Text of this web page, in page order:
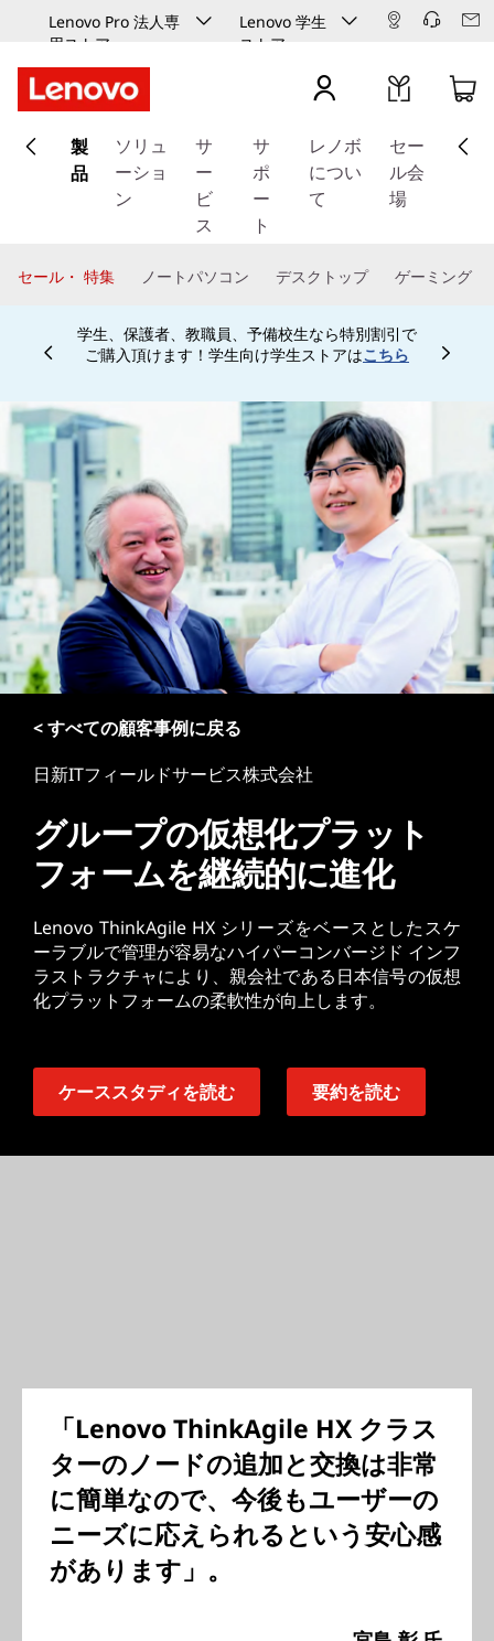
Lenovo Pro 法人専
用ストア
Lenovo 学生
ストア
イ
ン
プ
る
製
品
ソリュ
ーショ
ン
サ
ー
ビ
ス
サ
ポ
ー
ト
レノボ
につい
て
セー
ル会
場
セール・ 特集 ノートパソコン デスクトップ ゲーミング
学生、保護者、教職員、予備校生なら特別割引で
ご購入頂けます！学生向け学生ストアはこちら
Currently displaying item 4 of
< すべての顧客事例に戻る
日新ITフィールドサービス株式会社
グループの仮想化プラット
フォームを継続的に進化
Lenovo ThinkAgile HX シリーズをベースとしたスケ
ーラブルで管理が容易なハイパーコンバージド インフ
ラストラクチャにより、親会社である日本信号の仮想
化プラットフォームの柔軟性が向上します。
ケーススタディを読む 要約を読む
「Lenovo ThinkAgile HX クラス
ターのノードの追加と交換は非常
に簡単なので、今後もユーザーの
ニーズに応えられるという安心感
があります」。